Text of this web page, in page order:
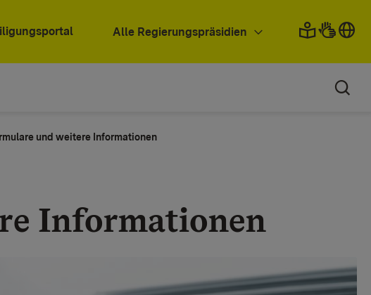
Alle Regierungspräsidien
und weitere Informationen
Informationen